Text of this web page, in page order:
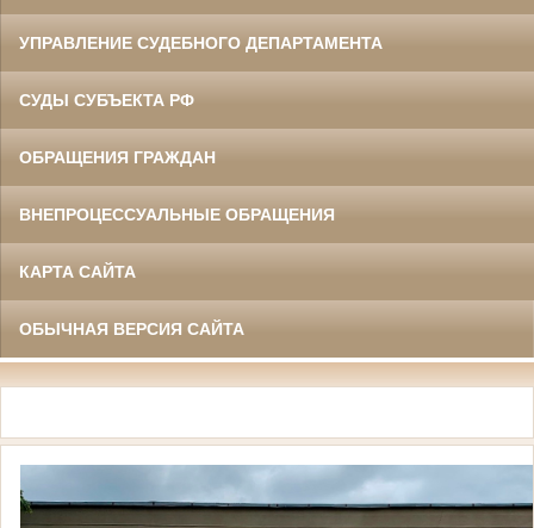
УПРАВЛЕНИЕ СУДЕБНОГО ДЕПАРТАМЕНТА
СУДЫ СУБЪЕКТА РФ
ОБРАЩЕНИЯ ГРАЖДАН
ВНЕПРОЦЕССУАЛЬНЫЕ ОБРАЩЕНИЯ
КАРТА САЙТА
ОБЫЧНАЯ ВЕРСИЯ САЙТА